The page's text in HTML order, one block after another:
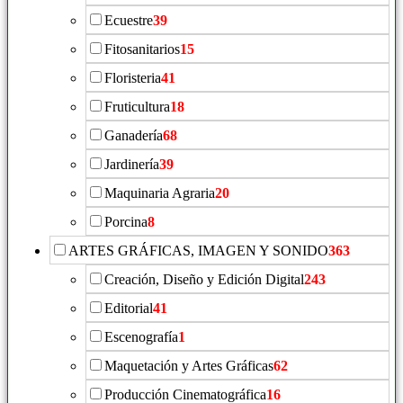
Ecuestre39
Fitosanitarios15
Floristeria41
Fruticultura18
Ganadería68
Jardinería39
Maquinaria Agraria20
Porcina8
ARTES GRÁFICAS, IMAGEN Y SONIDO363
Creación, Diseño y Edición Digital243
Editorial41
Escenografía1
Maquetación y Artes Gráficas62
Producción Cinematográfica16